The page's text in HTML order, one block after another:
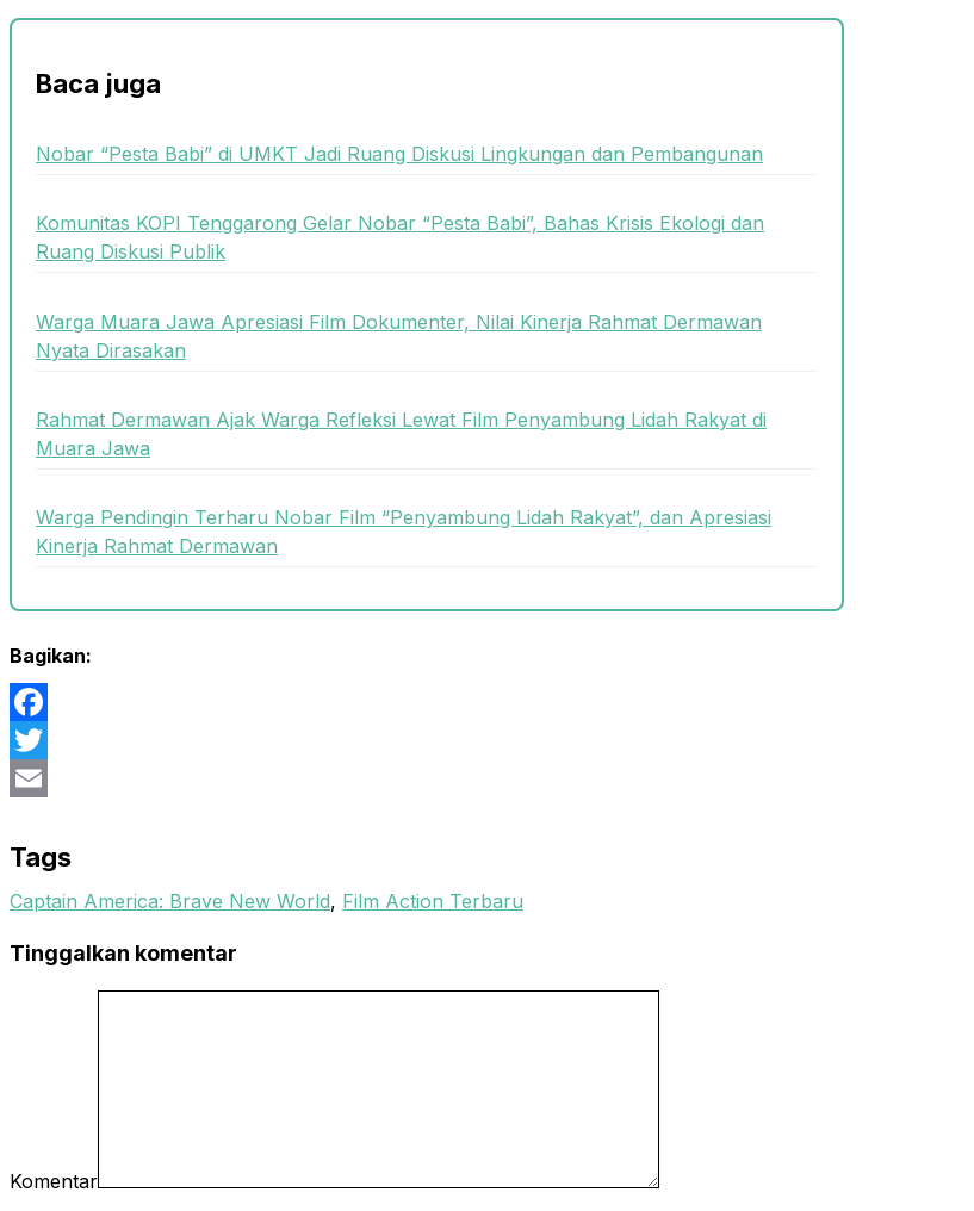
Baca juga
Nobar “Pesta Babi” di UMKT Jadi Ruang Diskusi Lingkungan dan Pembangunan
Komunitas KOPI Tenggarong Gelar Nobar “Pesta Babi”, Bahas Krisis Ekologi dan
Ruang Diskusi Publik
Warga Muara Jawa Apresiasi Film Dokumenter, Nilai Kinerja Rahmat Dermawan
Nyata Dirasakan
Rahmat Dermawan Ajak Warga Refleksi Lewat Film Penyambung Lidah Rakyat di
Muara Jawa
Warga Pendingin Terharu Nobar Film “Penyambung Lidah Rakyat”, dan Apresiasi
Kinerja Rahmat Dermawan
Bagikan:
Facebook
Twitter
Tags
Captain America: Brave New World, Film Action Terbaru
Tinggalkan komentar
Komentar